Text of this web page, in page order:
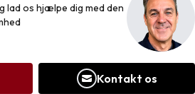
lad os hjælpe dig med den
Kontakt os